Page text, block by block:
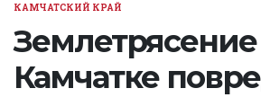
ОПУБЛИКОВАНО
КАМЧАТСКИЙ КРАЙ
Камчатке